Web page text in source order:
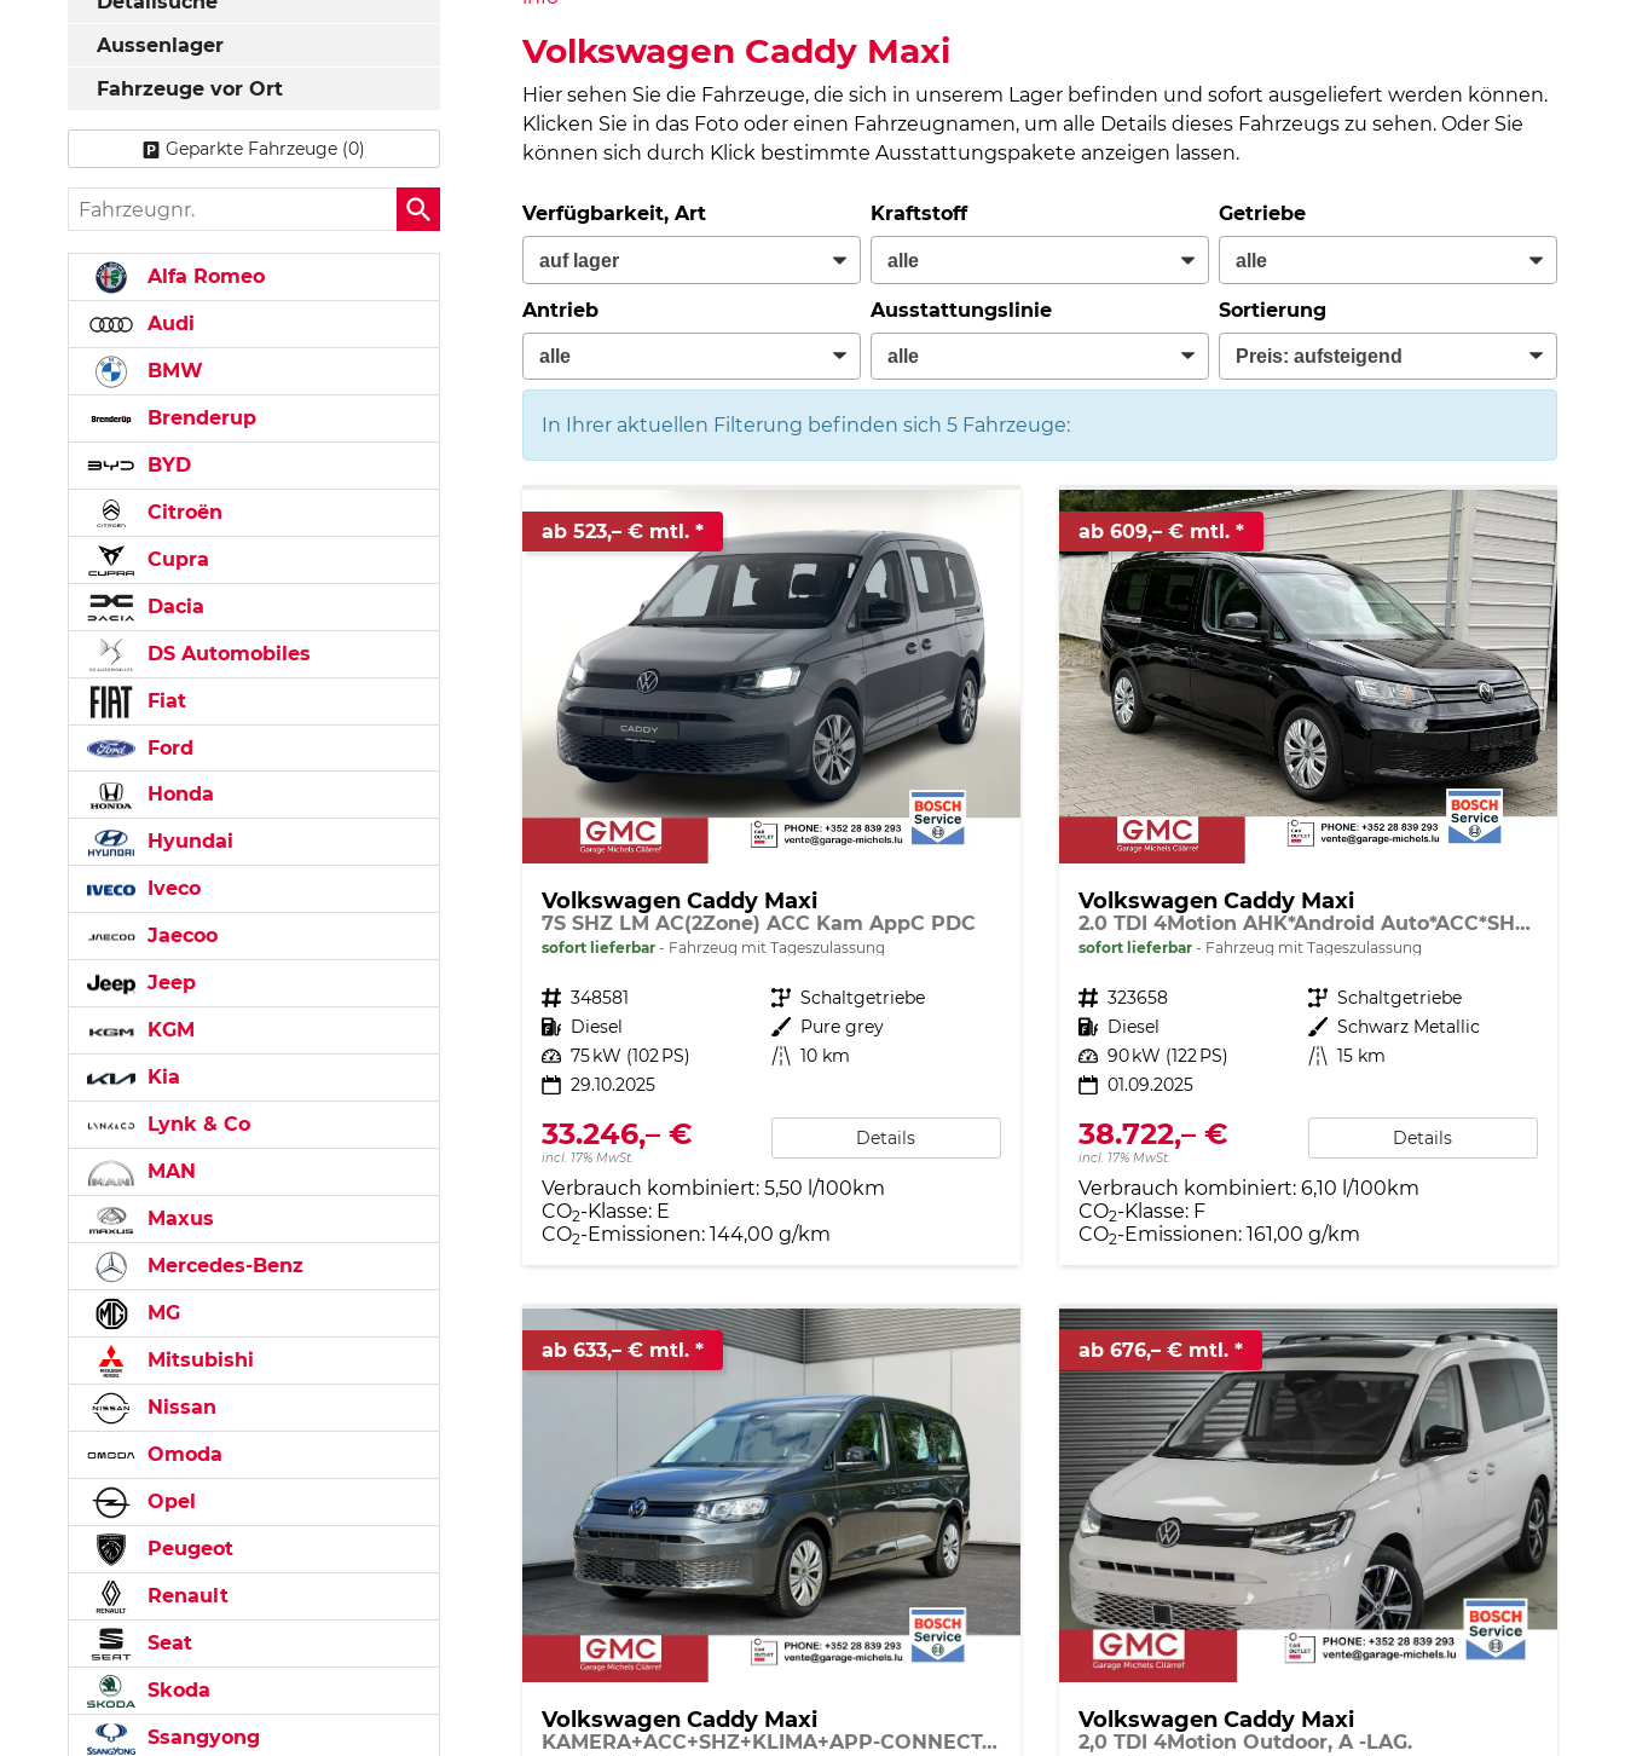
Volkswagen Caddy Maxi
Hier sehen Sie die Fahrzeuge, die sich in unserem Lager befinden und sofort ausgeliefert werden können.
Klicken Sie in das Foto oder einen Fahrzeugnamen, um alle Details dieses Fahrzeugs zu sehen. Oder Sie
können sich durch Klick bestimmte Ausstattungspakete anzeigen lassen.
Verfügbarkeit, Art Kraftstoff Getriebe
Antrieb Ausstattungslinie Sortierung
In Ihrer aktuellen Filterung befinden sich 5Fahrzeuge:
ab 523,– € mtl.
Volkswagen Caddy Maxi
7S SHZ LM AC(2Zone) ACC Kam AppC PDC
sofort lieferbar Fahrzeug mit Tageszulassung
Fahrzeugnr. 348581 Getriebe Schaltgetriebe
Kraftstoff Diesel Außenfarbe Pure grey
Leistung 75 kW (102 PS) Kilometerstand 10 km
29.10.2025
33.246,– €
incl. 17% MwSt.
Details
Verbrauch kombiniert: 5,50 l/100km
CO2-Klasse: E
CO2-Emissionen: 144,00 g/km
ab 609,– € mtl.
Volkswagen Caddy Maxi
2.0 TDI 4Motion AHK*Android Auto*ACC*SHZ*KAMERA*PDC*Klimaauto
sofort lieferbar Fahrzeug mit Tageszulassung
Fahrzeugnr. 323658 Getriebe Schaltgetriebe
Kraftstoff Diesel Außenfarbe Schwarz Metallic
Leistung 90 kW (122 PS) Kilometerstand 15 km
01.09.2025
38.722,– €
incl. 17% MwSt.
Details
Verbrauch kombiniert: 6,10 l/100km
CO2-Klasse: F
CO2-Emissionen: 161,00 g/km
ab 633,– € mtl.
Volkswagen Caddy Maxi
KAMERA+ACC+SHZ+KLIMA+APP-CONNECT+GJR+PDC
ab 676,– € mtl.
Volkswagen Caddy Maxi
2,0 TDI 4Motion Outdoor, A -LAG.
Aussenlager
Fahrzeuge vor Ort
Geparkte Fahrzeuge (0)
Fahrzeugnr.
Alfa Romeo
Audi
BMW
Brenderup
BYD
Citroën
Cupra
Dacia
DS Automobiles
Fiat
Ford
Honda
Hyundai
Iveco
Jaecoo
Jeep
KGM
Kia
Lynk & Co
MAN
Maxus
Mercedes-Benz
MG
Mitsubishi
Nissan
Omoda
Opel
Peugeot
Renault
Seat
Skoda
Ssangyong